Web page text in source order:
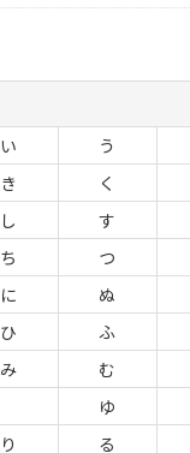
い う
き く
し す
ち つ
に ぬ
ひ ふ
み む
ゆ
り る